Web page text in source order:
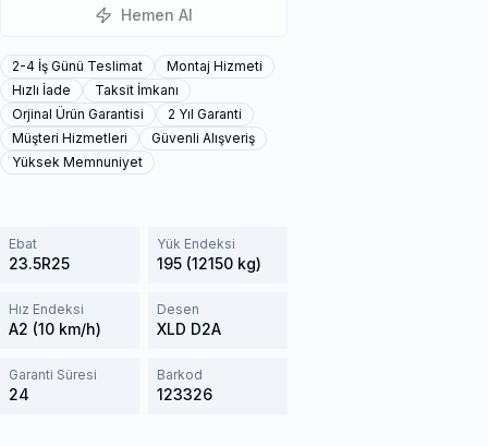
Hemen Al
2-4 İş Günü Teslimat
Montaj Hizmeti
Hızlı İade
Taksit İmkanı
Orjinal Ürün Garantisi
2 Yıl Garanti
Müşteri Hizmetleri
Güvenli Alışveriş
Yüksek Memnuniyet
Ebat
23.5R25
Yük Endeksi
195 (12150 kg)
Hız Endeksi
A2 (10 km/h)
Desen
XLD D2A
Garanti Süresi
24
Barkod
123326